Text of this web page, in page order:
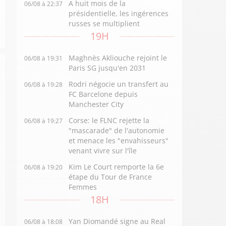
06/08 à 22:37
A huit mois de la
présidentielle, les ingérences
russes se multiplient
19H
06/08 à 19:31
Maghnès Akliouche rejoint le
Paris SG jusqu'en 2031
06/08 à 19:28
Rodri négocie un transfert au
FC Barcelone depuis
Manchester City
06/08 à 19:27
Corse: le FLNC rejette la
"mascarade" de l'autonomie
et menace les "envahisseurs"
venant vivre sur l'île
06/08 à 19:20
Kim Le Court remporte la 6e
étape du Tour de France
Femmes
18H
06/08 à 18:08 Yan Diomandé signe au Real